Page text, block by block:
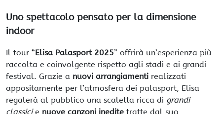
Uno spettacolo pensato per la dimensione
indoor
Il tour “Elisa Palasport 2025” offrirà un’esperienza più
raccolta e coinvolgente rispetto agli stadi e ai grandi
festival. Grazie a nuovi arrangiamenti realizzati
appositamente per l’atmosfera dei palasport, Elisa
regalerà al pubblico una scaletta ricca di grandi
classicie nuove canzoni inedite tratte dal suo